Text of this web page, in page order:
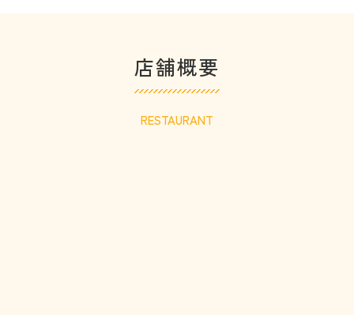
店舗概要
RESTAURANT